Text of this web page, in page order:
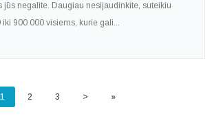
jūs negalite. Daugiau nesijaudinkite, suteikiu
iki 900 000 visiems, kurie gali...
1 2 3 > »